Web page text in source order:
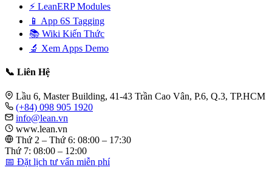
⚡ LeanERP Modules
📱 App 6S Tagging
📚 Wiki Kiến Thức
🔬 Xem Apps Demo
📞 Liên Hệ
Lầu 6, Master Building, 41-43 Trần Cao Vân, P.6, Q.3, TP.HCM
(+84) 098 905 1920
info@lean.vn
www.lean.vn
Thứ 2 – Thứ 6: 08:00 – 17:30
Thứ 7: 08:00 – 12:00
📅 Đặt lịch tư vấn miễn phí